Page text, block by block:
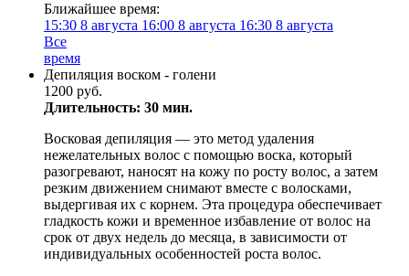
Ближайшее время:
15:30 8 августа 16:00 8 августа 16:30 8 августа
Все
время
Депиляция воском - голени
1200 руб.
Длительность: 30 мин.
Восковая депиляция — это метод удаления
нежелательных волос с помощью воска, который
разогревают, наносят на кожу по росту волос, а затем
резким движением снимают вместе с волосками,
выдергивая их с корнем. Эта процедура обеспечивает
гладкость кожи и временное избавление от волос на
срок от двух недель до месяца, в зависимости от
индивидуальных особенностей роста волос.